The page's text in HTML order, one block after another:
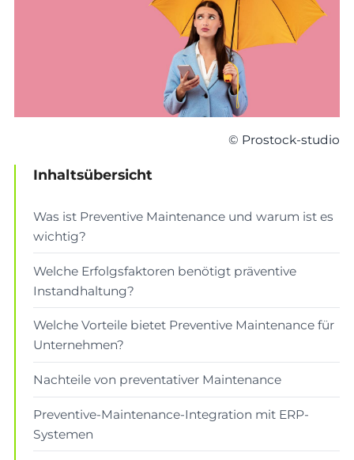
© Prostock-studio
Inhaltsübersicht
Was ist Preventive Maintenance und warum ist es
wichtig?
Welche Erfolgsfaktoren benötigt präventive
Instandhaltung?
Welche Vorteile bietet Preventive Maintenance für
Unternehmen?
Nachteile von preventativer Maintenance
Preventive-Maintenance-Integration mit ERP-
Systemen